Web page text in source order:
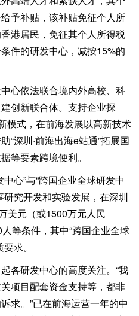
予补贴，该补贴免征个人所
港居民，免征其个人所得税
件的研发中心，减按15%的
依法联合境内外高校、科
创新联合体。支持企业探
模式，在前海发展以高新技术
“深圳·前海出海e站通”拓展国
等要素跨境便利。
心”与“跨国企业全球研发中
究开发和实验发展，在深圳
美元（或1500万元人民
等条件，其中“跨国企业全球
求。
研发中心的高度关注。“我
项目配套资金支持等，都非
求。”已在前海运营一年的中